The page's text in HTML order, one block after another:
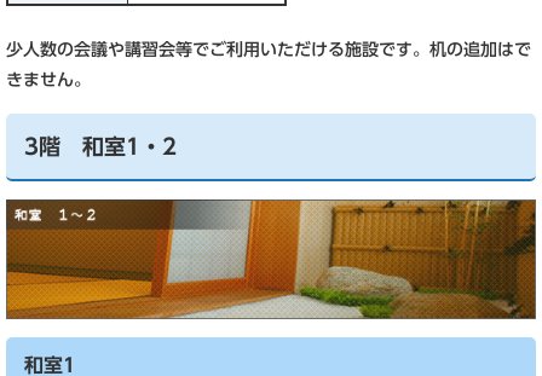
少人数の会議や講習会等でご利用いただける施設です。机の追加はで
きません。
3階 和室1・2
和室1